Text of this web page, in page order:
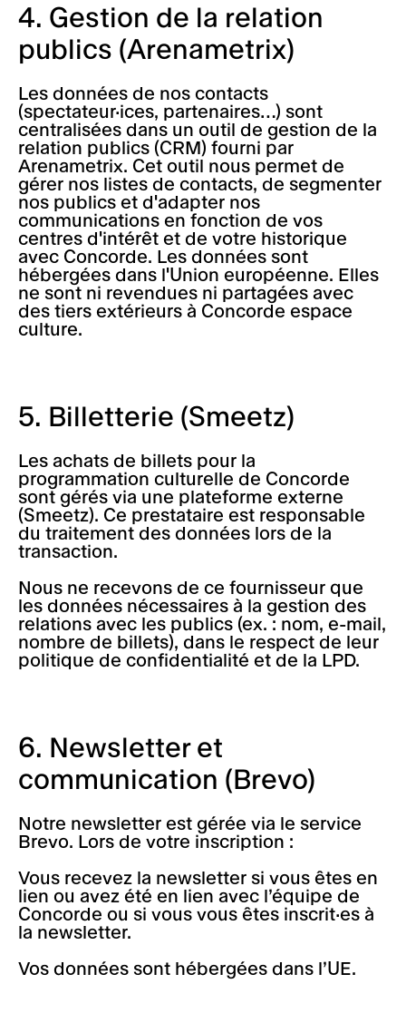
4. Gestion de la relation
publics (Arenametrix)
Les données de nos contacts
(spectateur·ices, partenaires…) sont
centralisées dans un outil de gestion de la
relation publics (CRM) fourni par
Arenametrix. Cet outil nous permet de
gérer nos listes de contacts, de segmenter
nos publics et d'adapter nos
communications en fonction de vos
centres d'intérêt et de votre historique
avec Concorde. Les données sont
hébergées dans l'Union européenne. Elles
ne sont ni revendues ni partagées avec
des tiers extérieurs à Concorde espace
culture.
5. Billetterie (Smeetz)
Les achats de billets pour la
programmation culturelle de Concorde
sont gérés via une plateforme externe
(Smeetz). Ce prestataire est responsable
du traitement des données lors de la
transaction.
Nous ne recevons de ce fournisseur que
les données nécessaires à la gestion des
relations avec les publics (ex. : nom, e-mail,
nombre de billets), dans le respect de leur
politique de confidentialité et de la LPD.
6. Newsletter et
communication (Brevo)
Notre newsletter est gérée via le service
Brevo. Lors de votre inscription :
Vous recevez la newsletter si vous êtes en
lien ou avez été en lien avec l’équipe de
Concorde ou si vous vous êtes inscrit·es à
la newsletter.
Vos données sont hébergées dans l’UE.